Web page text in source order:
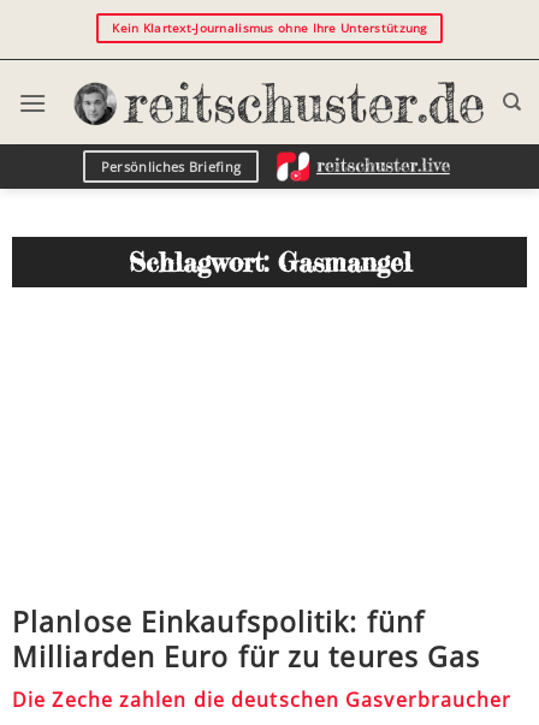
Kein Klartext-Journalismus ohne Ihre Unterstützung
Persönliches Briefing
Schlagwort: Gasmangel
Planlose Einkaufspolitik: fünf
Milliarden Euro für zu teures Gas
Die Zeche zahlen die deutschen Gasverbraucher